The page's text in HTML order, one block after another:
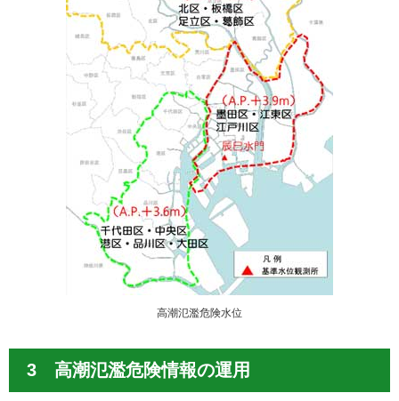
高潮氾濫危険水位
3 高潮氾濫危険情報の運用